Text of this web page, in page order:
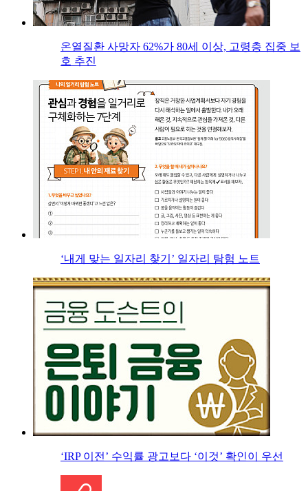
온열질환 사망자 62%가 80세 이상, 고령층 집중 보
호 추진
‘내게 맞는 일자리 찾기’ 일자리 탐험 노트
‘IRP 이전’ 수익률 광고보다 ‘이것’ 확인이 우선